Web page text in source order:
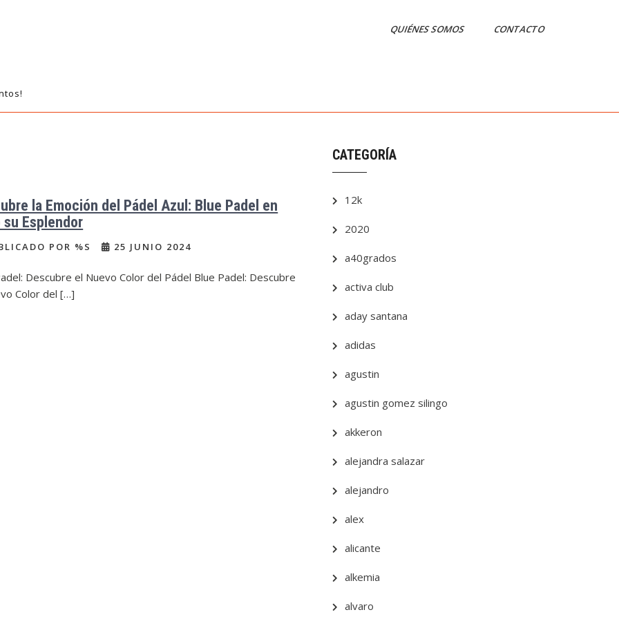
QUIÉNES SOMOS CONTACTO
la Emoción del Pádel Azul: Blue Padel en
su Esplendor
POR %S 25 JUNIO 2024
Descubre el Nuevo Color del Pádel Blue Padel: Descubre
Color del […]
CATEGORÍA
12k
2020
a40grados
activa club
aday santana
adidas
agustin
agustin gomez silingo
akkeron
alejandra salazar
alejandro
alex
alicante
alkemia
alvaro